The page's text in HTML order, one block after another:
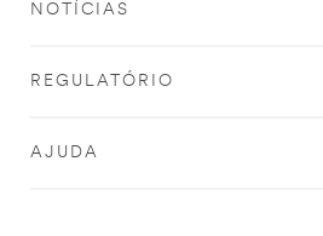
NOTÍCIAS
REGULATÓRIO
AJUDA